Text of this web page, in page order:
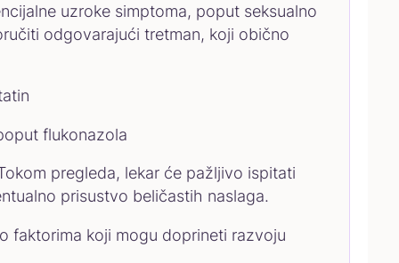
uzroke simptoma, poput seksualno
odgovarajući tretman, koji obično
flukonazola
pregleda, lekar će pažljivo ispitati
prisustvo beličastih naslaga.
faktorima koji mogu doprineti razvoju